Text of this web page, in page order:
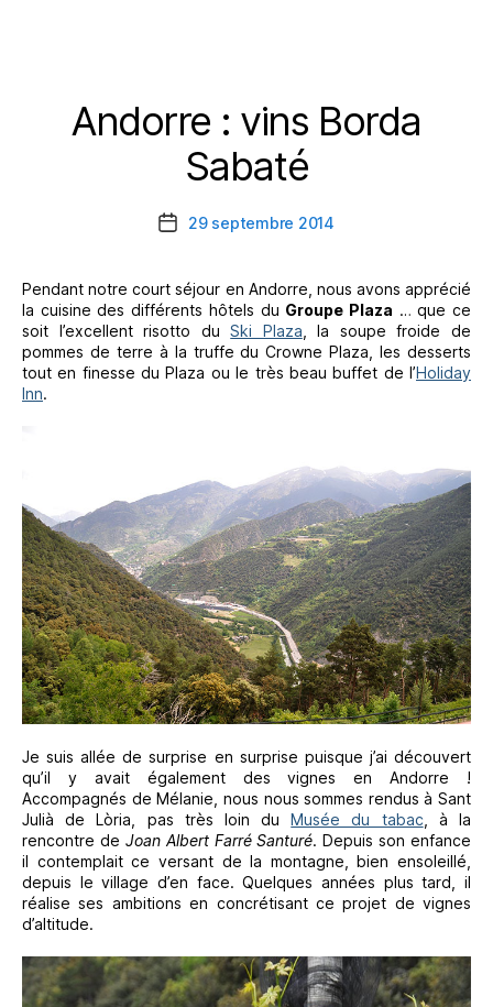
Catégories
Andorre : vins Borda
Sabaté
Date29 septembre 2014
Pendant notre court séjour en Andorre, nous avons apprécié
la cuisine des différents hôtels du Groupe Plaza … que ce
soit l’excellent risotto duSki Plaza , la soupe froide de
pommes de terre à la truffe du Crowne Plaza, les desserts
tout en finesse du Plaza ou le très beau buffet de l’Holiday
Inn.
Je suis allée de surprise en surprise puisque j’ai découvert
qu’il y avait également des vignes en Andorre !
Accompagnés de Mélanie, nous nous sommes rendus à Sant
Julià de Lòria, pas très loin duMusée du tabac , à la
rencontre de Joan Albert Farré Santuré. Depuis son enfance
il contemplait ce versant de la montagne, bien ensoleillé,
depuis le village d’en face. Quelques années plus tard, il
réalise ses ambitions en concrétisant ce projet de vignes
d’altitude.